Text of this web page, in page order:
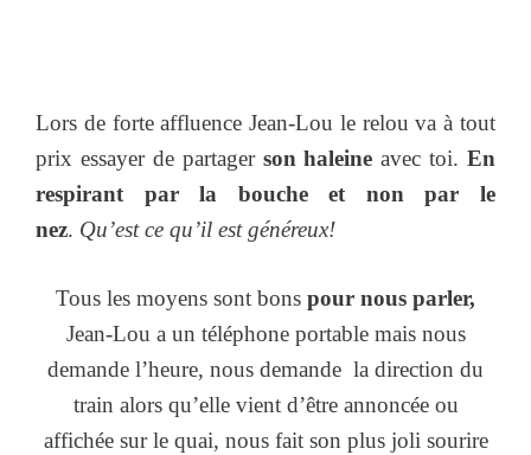
Lors de forte affluence Jean-Lou le relou va à tout
prix essayer de partager son haleine avec toi. En
respirant par la bouche et non par le
nez. Qu’est ce qu’il est généreux!
Tous les moyens sont bons pour nous parler,
Jean-Lou a un téléphone portable mais nous
demande l’heure, nous demande la direction du
train alors qu’elle vient d’être annoncée ou
affichée sur le quai, nous fait son plus joli sourire